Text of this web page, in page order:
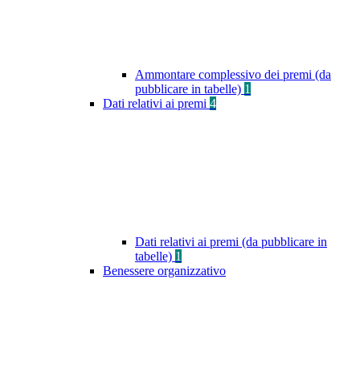
Ammontare complessivo dei premi (da
pubblicare in tabelle) 1
Dati relativi ai premi 4
Dati relativi ai premi (da pubblicare in
tabelle) 1
Benessere organizzativo